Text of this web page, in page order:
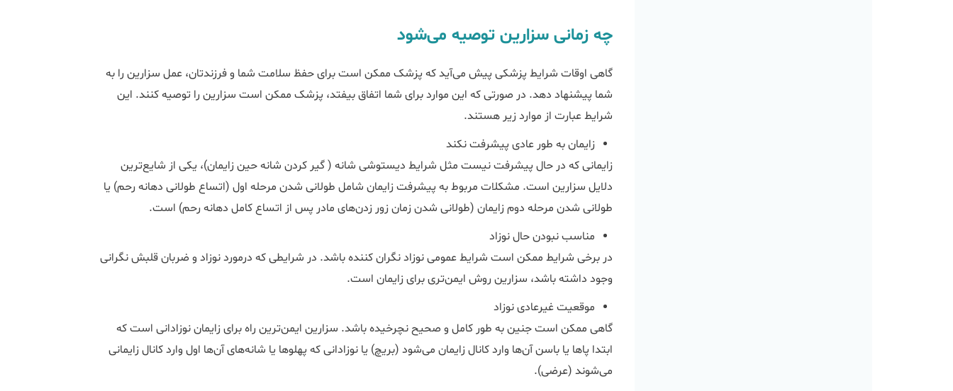
چه زمانی سزارین توصیه می‌شود
گاهی اوقات شرایط پزشکی پیش می‌آید که پزشک ممکن است برای حفظ سلامت شما و فرزندتان، عمل سزارین را به
شما پیشنهاد دهد. در صورتی که این موارد برای شما اتفاق بیفتد، پزشک ممکن است سزارین را توصیه کنند. این
شرایط عبارت از موارد زیر هستند.
زایمان به طور عادی پیشرفت نکند
زایمانی که در حال پیشرفت نیست مثل شرایط دیستوشی شانه ( گیر کردن شانه حین زایمان)، یکی از شایع‌ترین
دلایل سزارین است. مشکلات مربوط به پیشرفت زایمان شامل طولانی شدن مرحله اول (اتساع طولانی دهانه رحم) یا
طولانی شدن مرحله دوم زایمان (طولانی شدن زمان زور زدن‌های مادر پس از اتساع کامل دهانه رحم) است.
مناسب نبودن حال نوزاد
در برخی شرایط ممکن است شرایط عمومی نوزاد نگران کننده باشد. در شرایطی که درمورد نوزاد و ضربان قلبش نگرانی
وجود داشته باشد، سزارین روش ایمن‌تری برای زایمان است.
موقعیت غیرعادی نوزاد
گاهی ممکن است جنین به طور کامل و صحیح نچرخیده باشد. سزارین ایمن‌ترین راه برای زایمان نوزادانی است که
ابتدا پاها یا باسن آن‌ها وارد کانال زایمان می‌شود (بریچ) یا نوزادانی که پهلوها یا شانه‌های آن‌ها اول وارد کانال زایمانی
می‌شوند (عرضی).